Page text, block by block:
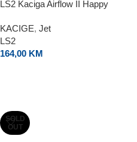
LS2 Kaciga Airflow II Happy
KACIGE, Jet
LS2
164,00 KM
SOLD
OUT